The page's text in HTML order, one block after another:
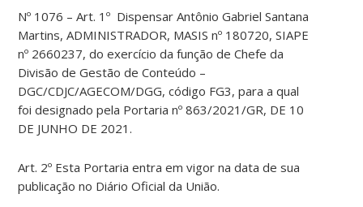
Nº 1076 – Art. 1º Dispensar Antônio Gabriel Santana
Martins, ADMINISTRADOR, MASIS nº 180720, SIAPE
nº 2660237, do exercício da função de Chefe da
Divisão de Gestão de Conteúdo –
DGC/CDJC/AGECOM/DGG, código FG3, para a qual
foi designado pela Portaria nº 863/2021/GR, DE 10
DE JUNHO DE 2021.
Art. 2º Esta Portaria entra em vigor na data de sua
publicação no Diário Oficial da União.